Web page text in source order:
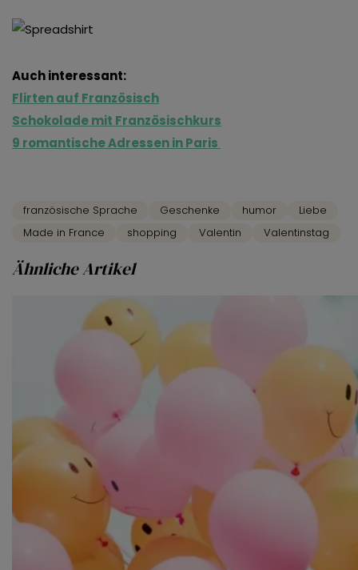
Auch interessant:
Flirten auf Französisch
Schokolade mit Französischkurs
9 romantische Adressen in Paris
französische Sprache Geschenke humor
Liebe
Made in France
shopping Valentin Valentinstag
Ähnliche Artikel